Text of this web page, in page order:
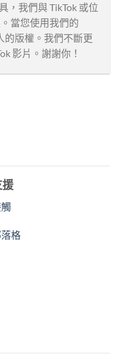
，我們與 TikTok 或位
當您使用我們的
的版權。我們不斷更
影片。謝謝你！
援
格